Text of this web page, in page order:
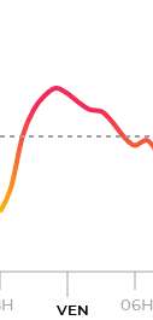
VEN 06H